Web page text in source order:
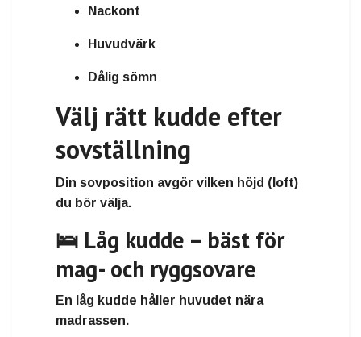
Nackont
Huvudvärk
Dålig sömn
Välj rätt kudde efter
sovställning
Din sovposition avgör vilken höjd (loft)
du bör välja.
🛌 Låg kudde – bäst för
mag- och ryggsovare
En låg kudde håller huvudet nära
madrassen.